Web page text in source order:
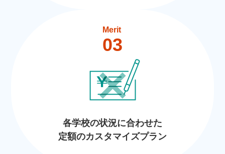
Merit
03
各学校の状況に合わせた
定額のカスタマイズプラン